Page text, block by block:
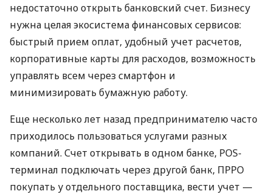
недостаточно открыть банковский счет. Бизнесу
нужна целая экосистема финансовых сервисов:
быстрый прием оплат, удобный учет расчетов,
корпоративные карты для расходов, возможность
управлять всем через смартфон и
минимизировать бумажную работу.
Еще несколько лет назад предпринимателю часто
приходилось пользоваться услугами разных
компаний. Счет открывать в одном банке, POS-
терминал подключать через другой банк, ПРРО
покупать у отдельного поставщика, вести учет —